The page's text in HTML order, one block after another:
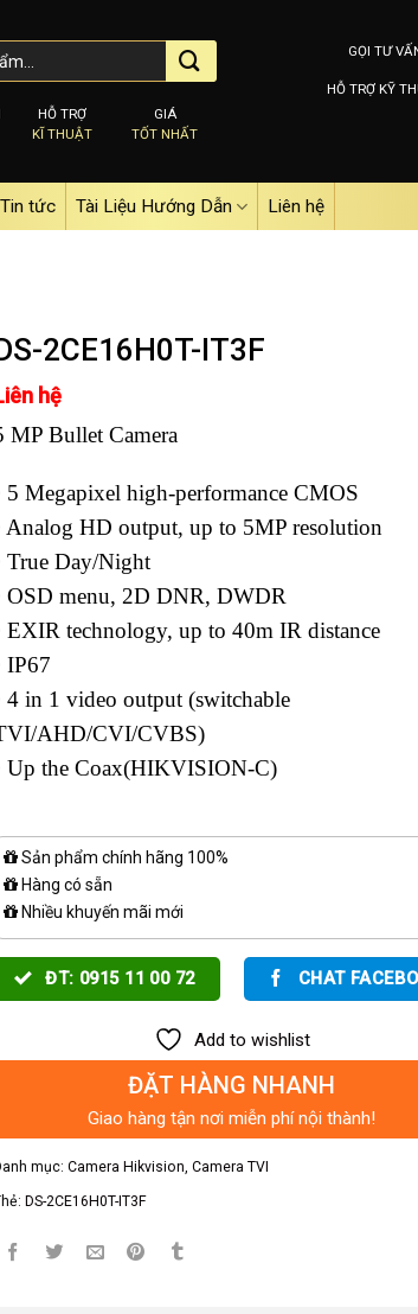
HỖ TRỢ
KĨ THUẬT
GIÁ
TỐT NHẤT
GỌI TƯ
HỖ TRỢ KỸ
Tin tức Tài Liệu Hướng Dẫn Liên hệ
2CE16H0T-IT3F
hệ
MP Bullet Camera
5 Megapixel high-performance CMOS
Analog HD output, up to 5MP resolution
True Day/Night
OSD menu, 2D DNR, DWDR
EXIR technology, up to 40m IR distance
IP67
4 in 1 video output (switchable
AHD/CVI/CVBS)
Up the Coax(HIKVISION-C)
Sản phẩm chính hãng 100%
Hàng có sẵn
Nhiều khuyến mãi mới
ĐT: 0915 11 00 72 CHAT
Add to wishlist
ĐẶT HÀNG NHANH
Giao hàng tận nơi miễn phí nội thành!
mục: Camera Hikvision, Camera TVI
DS-2CE16H0T-IT3F